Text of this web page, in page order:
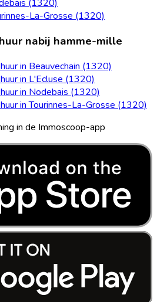
(1320)
La-Grosse (1320)
nabij hamme-mille
in Beauvechain (1320)
in L'Ecluse (1320)
in Nodebais (1320)
in Tourinnes-La-Grosse (1320)
in de Immoscoop-app